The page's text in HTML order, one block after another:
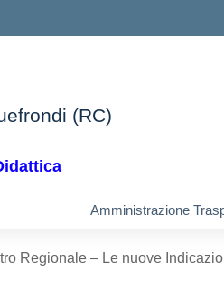
(RC)
Amministrazione
Regionale – Le nuove